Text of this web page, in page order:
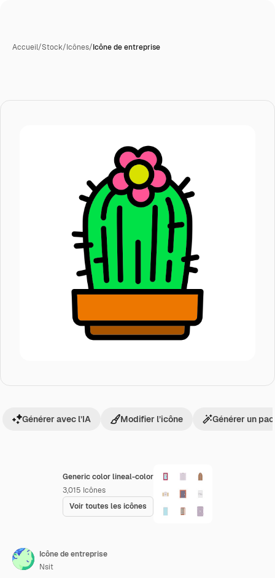
Accueil/Stock/Icônes/Icône de entreprise
Generic color lineal-color
3,015 Icônes
Voir toutes les icônes
Générer avec l’IA Modifier l’icône Générer un
Icône de entreprise
Nsit